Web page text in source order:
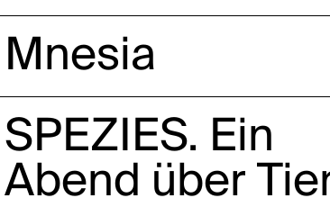
Mnesia
SPEZIES. Ein
Abend über